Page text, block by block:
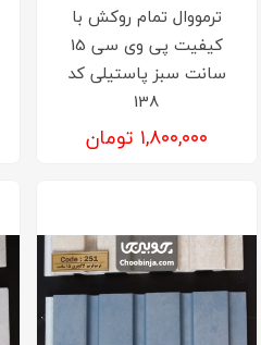
ترمووال تمام روکش با
کیفیت پی وی سی 15
سانت سبز پاستیلی کد
138
۱,۸۰۰,۰۰۰ تومان